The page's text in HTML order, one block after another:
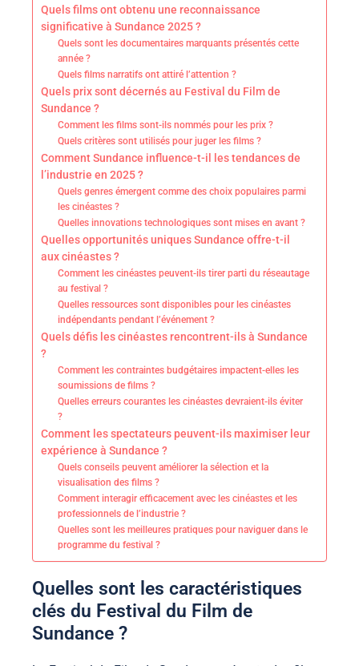
Quels films ont obtenu une reconnaissance
significative à Sundance 2025 ?
Quels sont les documentaires marquants présentés cette
année ?
Quels films narratifs ont attiré l’attention ?
Quels prix sont décernés au Festival du Film de
Sundance ?
Comment les films sont-ils nommés pour les prix ?
Quels critères sont utilisés pour juger les films ?
Comment Sundance influence-t-il les tendances de
l’industrie en 2025 ?
Quels genres émergent comme des choix populaires parmi
les cinéastes ?
Quelles innovations technologiques sont mises en avant ?
Quelles opportunités uniques Sundance offre-t-il
aux cinéastes ?
Comment les cinéastes peuvent-ils tirer parti du réseautage
au festival ?
Quelles ressources sont disponibles pour les cinéastes
indépendants pendant l’événement ?
Quels défis les cinéastes rencontrent-ils à Sundance
?
Comment les contraintes budgétaires impactent-elles les
soumissions de films ?
Quelles erreurs courantes les cinéastes devraient-ils éviter
?
Comment les spectateurs peuvent-ils maximiser leur
expérience à Sundance ?
Quels conseils peuvent améliorer la sélection et la
visualisation des films ?
Comment interagir efficacement avec les cinéastes et les
professionnels de l’industrie ?
Quelles sont les meilleures pratiques pour naviguer dans le
programme du festival ?
Quelles sont les caractéristiques
clés du Festival du Film de
Sundance ?